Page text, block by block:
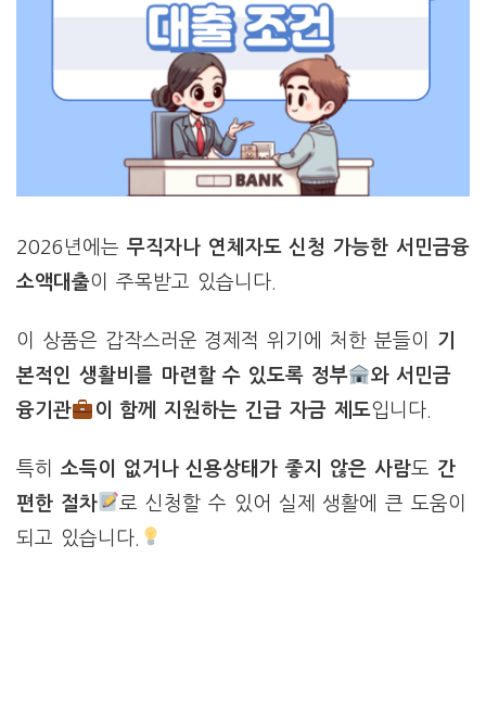
2026년에는 무직자나 연체자도 신청 가능한 서민금융
소액대출이 주목받고 있습니다.
이 상품은 갑작스러운 경제적 위기에 처한 분들이 기
본적인 생활비를 마련할 수 있도록 정부
와 서민금
융기관
이 함께 지원하는 긴급 자금 제도입니다.
특히 소득이 없거나 신용상태가 좋지 않은 사람도 간
편한 절차
로 신청할 수 있어 실제 생활에 큰 도움이
되고 있습니다.